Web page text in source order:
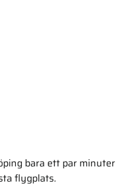
bara ett par minuter
flygplats.